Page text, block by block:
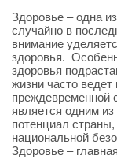
Здоровье – одна
случайно в
внимание
здоровья.
здоровья
жизни часто ведет
преждевременной
является одним
потенциал страны,
национальной
Здоровье –